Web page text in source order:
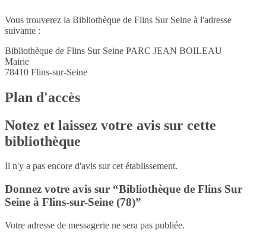
Vous trouverez la Bibliothèque de Flins Sur Seine à l'adresse
suivante :
Bibliothèque de Flins Sur Seine PARC JEAN BOILEAU
Mairie
78410 Flins-sur-Seine
Plan d'accès
Notez et laissez votre avis sur cette
bibliothèque
Il n'y a pas encore d'avis sur cet établissement.
Donnez votre avis sur “Bibliothèque de Flins Sur
Seine à Flins-sur-Seine (78)”
Votre adresse de messagerie ne sera pas publiée.